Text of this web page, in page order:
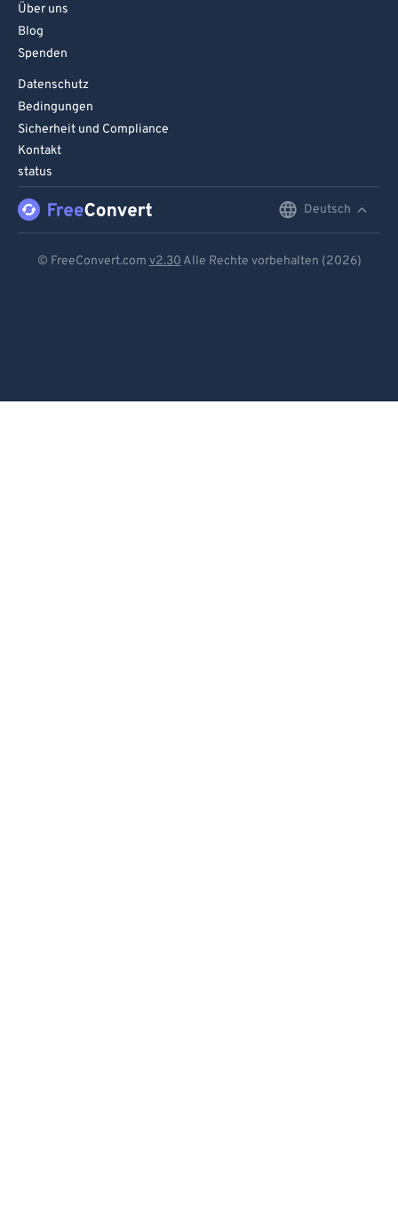
Über uns
Blog
Spenden
Datenschutz
Bedingungen
Sicherheit und Compliance
Kontakt
status
Deutsch
© FreeConvert.com v2.30 Alle Rechte vorbehalten (2026)